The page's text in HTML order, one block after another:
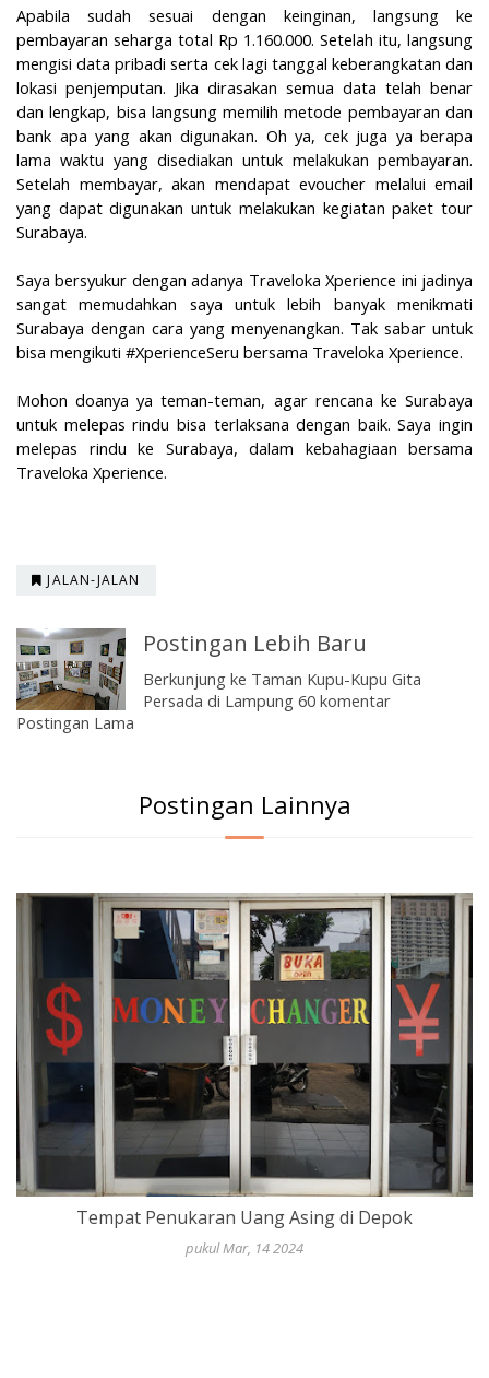
Apabila sudah sesuai dengan keinginan, langsung ke
pembayaran seharga total Rp 1.160.000. Setelah itu, langsung
mengisi data pribadi serta cek lagi tanggal keberangkatan dan
lokasi penjemputan. Jika dirasakan semua data telah benar
dan lengkap, bisa langsung memilih metode pembayaran dan
bank apa yang akan digunakan. Oh ya, cek juga ya berapa
lama waktu yang disediakan untuk melakukan pembayaran.
Setelah membayar, akan mendapat evoucher melalui email
yang dapat digunakan untuk melakukan kegiatan paket tour
Surabaya.
Saya bersyukur dengan adanya Traveloka Xperience ini jadinya
sangat memudahkan saya untuk lebih banyak menikmati
Surabaya dengan cara yang menyenangkan. Tak sabar untuk
bisa mengikuti #XperienceSeru bersama Traveloka Xperience.
Mohon doanya ya teman-teman, agar rencana ke Surabaya
untuk melepas rindu bisa terlaksana dengan baik. Saya ingin
melepas rindu ke Surabaya, dalam kebahagiaan bersama
Traveloka Xperience.
JALAN-JALAN
Postingan Lebih Baru
Berkunjung ke Taman Kupu-Kupu Gita
Persada di Lampung 60 komentar
Postingan Lama
Postingan Lainnya
Tempat Penukaran Uang Asing di Depok
pukul Mar, 14 2024